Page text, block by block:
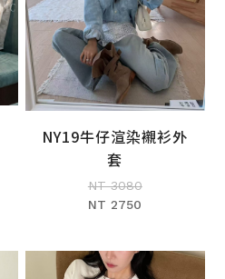
加入購物車
NY19牛仔渲染襯衫外
套
NT 3080
NT 2750